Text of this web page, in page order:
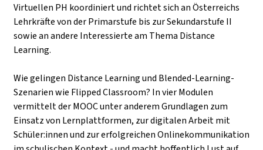
Virtuellen PH koordiniert und richtet sich an Österreichs
Lehrkräfte von der Primarstufe bis zur Sekundarstufe II
sowie an andere Interessierte am Thema Distance
Learning.
Wie gelingen Distance Learning und Blended-Learning-
Szenarien wie Flipped Classroom? In vier Modulen
vermittelt der MOOC unter anderem Grundlagen zum
Einsatz von Lernplattformen, zur digitalen Arbeit mit
Schüler:innen und zur erfolgreichen Onlinekommunikation